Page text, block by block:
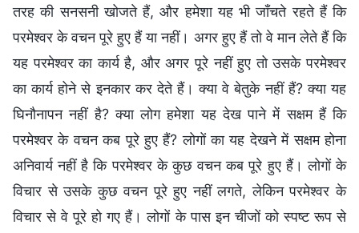
तरह की सनसनी खोजते हैं, और हमेशा यह भी जाँचते रहते हैं कि
परमेश्वर के वचन पूरे हुए हैं या नहीं। अगर हुए हैं तो वे मान लेते हैं कि
यह परमेश्वर का कार्य है, और अगर पूरे नहीं हुए तो उसके परमेश्वर
का कार्य होने से इनकार कर देते हैं। क्या वे बेतुके नहीं हैं? क्या यह
घिनौनापन नहीं है? क्या लोग हमेशा यह देख पाने में सक्षम हैं कि
परमेश्वर के वचन कब पूरे हुए हैं? लोगों का यह देखने में सक्षम होना
अनिवार्य नहीं है कि परमेश्वर के कुछ वचन कब पूरे हुए हैं। लोगों के
विचार से उसके कुछ वचन पूरे हुए नहीं लगते, लेकिन परमेश्वर के
विचार से वे पूरे हो गए हैं। लोगों के पास इन चीजों को स्पष्ट रूप से